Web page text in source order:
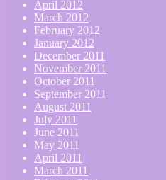
April 2012
March 2012
February 2012
January 2012
December 2011
November 2011
October 2011
September 2011
August 2011
July 2011
June 2011
May 2011
April 2011
March 2011